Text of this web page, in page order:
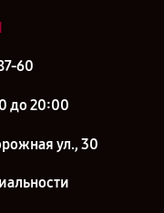
60
до 20:00
ул., 30